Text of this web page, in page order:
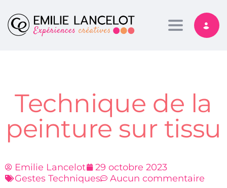
Toggle
Technique de la
peinture sur tissu
Emilie Lancelot
29 octobre 2023
Gestes Techniques
Aucun commentaire